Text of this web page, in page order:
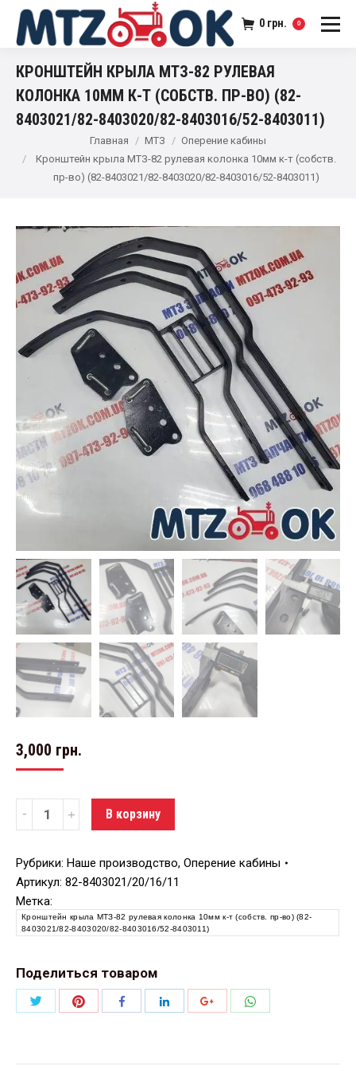
0 грн. 0
КРОНШТЕЙН КРЫЛА МТЗ-82 РУЛЕВАЯ
КОЛОНКА 10ММ К-Т (СОБСТВ. ПР-ВО) (82-
8403021/82-8403020/82-8403016/52-8403011)
Главная МТЗ
Оперение кабины
Кронштейн крыла МТЗ-82 рулевая колонка 10мм к-т (собств.
пр-во) (82-8403021/82-8403020/82-8403016/52-8403011)
3,000 грн.
Количество В корзину
Рубрики: Наше производство, Оперение кабины
Артикул: 82-8403021/20/16/11
Метка:
Кронштейн крыла МТЗ-82 рулевая колонка 10мм к-т (собств. пр-во) (82-
8403021/82-8403020/82-8403016/52-8403011)
Поделиться товаром
ПоделитьсяПоделитьсяПоделитьсяПоделитьсяПоделиться